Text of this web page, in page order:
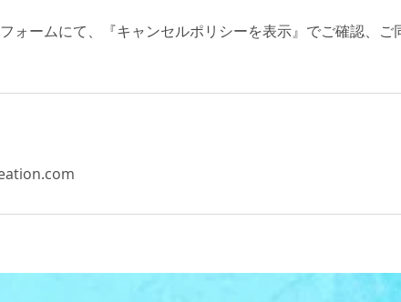
ォームにて、『キャンセルポリシーを表示』でご確認、ご